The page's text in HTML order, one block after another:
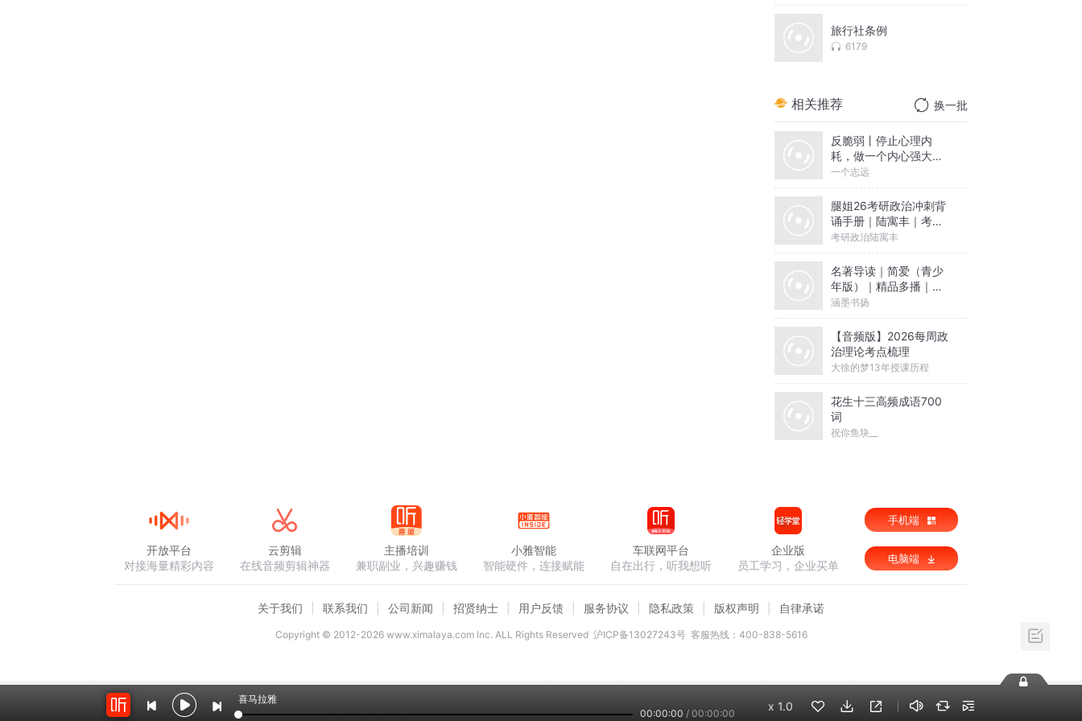
旅行社条例
6179
相关推荐 换一批
反脆弱丨停止心理内
耗，做一个内心强大的
人丨一个志远演播
一个志远
腿姐26考研政治冲刺背
诵手册｜陆寓丰｜考点
带背
考研政治陆寓丰
名著导读｜简爱（青少
年版）｜精品多播｜免
费
涵墨书扬
【音频版】2026每周政
治理论考点梳理
大徐的梦13年授课历程
花生十三高频成语700
词
祝你鱼块__
喜马拉雅
00:00:00 / 00:00:00
x 1.0
开放平台
对接海量精彩内容
云剪辑
在线音频剪辑神器
主播培训
兼职副业，兴趣赚钱
小雅智能
智能硬件，连接赋能
车联网平台
自在出行，听我想听
企业版
员工学习，企业买单
手机端
电脑端
关于我们 联系我们 公司新闻 招贤纳士 用户反馈 服务协议 隐私政策 版权声明 自律承诺
Copyright © 2012-2026www.ximalaya.com lnc. ALL Rights Reserved 沪ICP备13027243号 客服热线：400-838-5616